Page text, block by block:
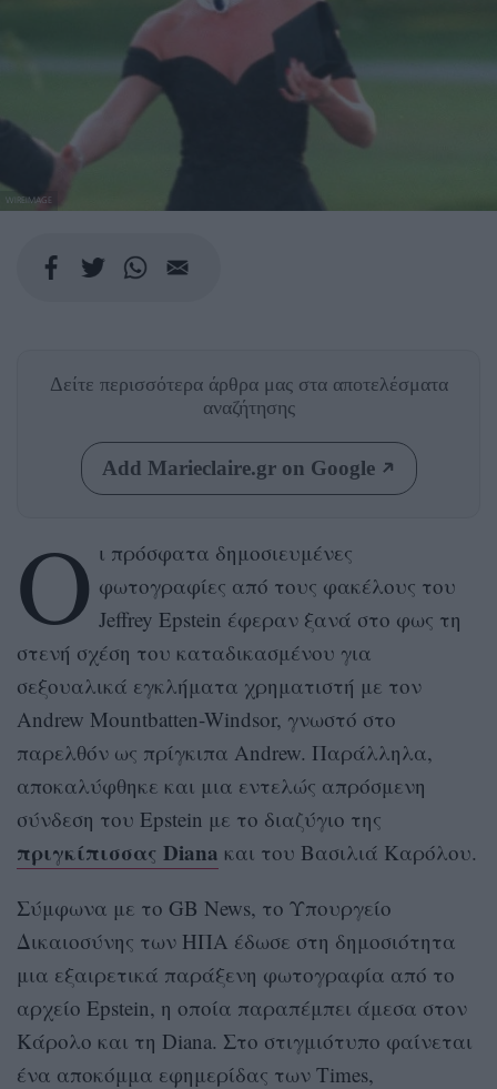
WIREIMAGE
Δείτε περισσότερα άρθρα μας στα αποτελέσματα
αναζήτησης
Add Marieclaire.gr on Google
Ο ι πρόσφατα δημοσιευμένες
φωτογραφίες από τους φακέλους του
Jeffrey Epstein έφεραν ξανά στο φως τη
στενή σχέση του καταδικασμένου για
σεξουαλικά εγκλήματα χρηματιστή με τον
Andrew Mountbatten-Windsor, γνωστό στο
παρελθόν ως πρίγκιπα Andrew. Παράλληλα,
αποκαλύφθηκε και μια εντελώς απρόσμενη
σύνδεση του Epstein με το διαζύγιο της
πριγκίπισσας Diana και του Βασιλιά Καρόλου.
Σύμφωνα με το GB News, το Υπουργείο
Δικαιοσύνης των ΗΠΑ έδωσε στη δημοσιότητα
μια εξαιρετικά παράξενη φωτογραφία από το
αρχείο Epstein, η οποία παραπέμπει άμεσα στον
Κάρολο και τη Diana. Στο στιγμιότυπο φαίνεται
ένα αποκόμμα εφημερίδας των Times,